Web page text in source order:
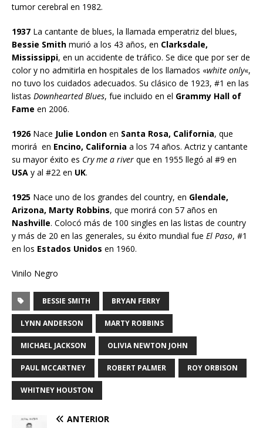
tumor cerebral en 1982.
1937 La cantante de blues, la llamada emperatriz del blues,
Bessie Smith murió a los 43 años, en Clarksdale,
Mississippi, en un accidente de tráfico. Se dice que por ser de
color y no admitirla en hospitales de los llamados «white only«,
no tuvo los cuidados adecuados. Su clásico de 1923, #1 en las
listas Downhearted Blues, fue incluido en el Grammy Hall of
Fame en 2006.
1926Nace Julie London en Santa Rosa, California, que
morirá en Encino, California a los 74 años. Actriz y cantante
su mayor éxito es Cry me a river que en 1955 llegó al #9 en
USA y al #22 en UK.
1925 Nace uno de los grandes del country, en Glendale,
Arizona, Marty Robbins, que morirá con 57 años en
Nashville. Colocó más de 100 singles en las listas de country
y más de 20 en las generales, su éxito mundial fue El Paso, #1
en los Estados Unidos en 1960.
Vinilo Negro
BESSIE SMITH BRYAN FERRY
LYNN ANDERSON MARTY ROBBINS
MICHAEL JACKSON OLIVIA NEWTON JOHN
PAUL MCCARTNEY ROBERT PALMER ROY ORBISON
WHITNEY HOUSTON
ANTERIOR